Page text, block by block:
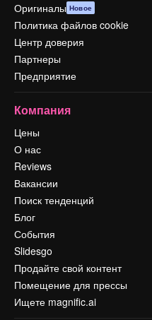
Оригиналы Новое
Политика файлов cookie
Центр доверия
Партнеры
Предприятие
Компания
Цены
О нас
Reviews
Вакансии
Поиск тенденций
Блог
События
Slidesgo
Продайте свой контент
Помещение для прессы
Ищете magnific.ai